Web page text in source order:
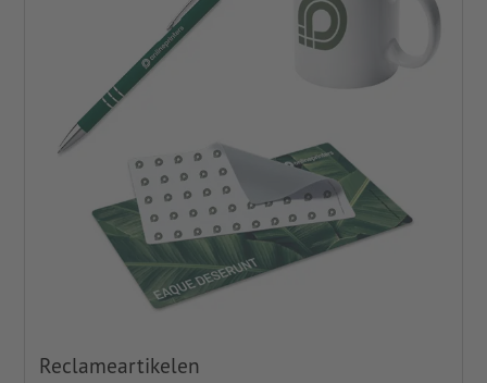
Reclameartikelen